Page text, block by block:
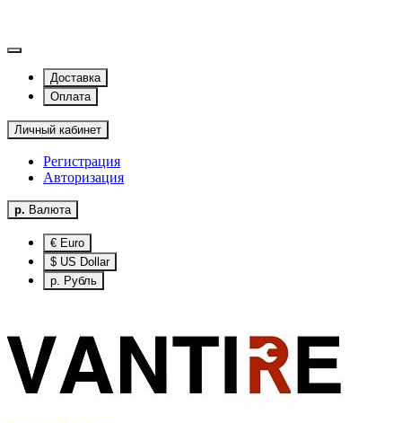
Доставка
Оплата
Личный кабинет
Регистрация
Авторизация
р. Валюта
€ Euro
$ US Dollar
р. Рубль